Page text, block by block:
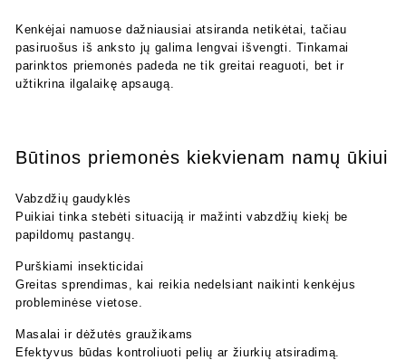
Kenkėjai namuose dažniausiai atsiranda netikėtai, tačiau
pasiruošus iš anksto jų galima lengvai išvengti. Tinkamai
parinktos priemonės padeda ne tik greitai reaguoti, bet ir
užtikrina ilgalaikę apsaugą.
Būtinos priemonės kiekvienam namų ūkiui
Vabzdžių gaudyklės
Puikiai tinka stebėti situaciją ir mažinti vabzdžių kiekį be
papildomų pastangų.
Purškiami insekticidai
Greitas sprendimas, kai reikia nedelsiant naikinti kenkėjus
probleminėse vietose.
Masalai ir dėžutės graužikams
Efektyvus būdas kontroliuoti pelių ar žiurkių atsiradimą.